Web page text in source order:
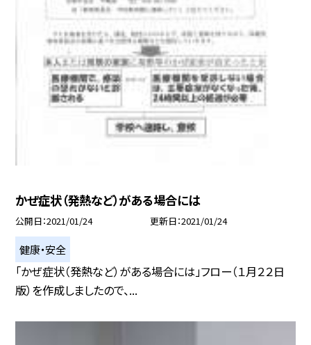
かぜ症状（発熱など）がある場合には
公開日 2021/01/24 更新日 2021/01/24
健康・安全
「かぜ症状（発熱など）がある場合には」フロー（１月２２日
版）を作成しましたので、...